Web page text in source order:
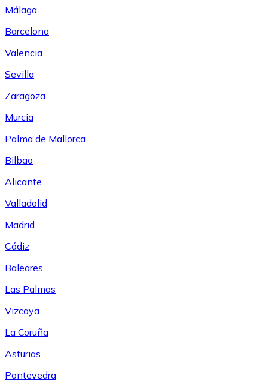
Málaga
Barcelona
Valencia
Sevilla
Zaragoza
Murcia
Palma de Mallorca
Bilbao
Alicante
Valladolid
Madrid
Cádiz
Baleares
Las Palmas
Vizcaya
La Coruña
Asturias
Pontevedra